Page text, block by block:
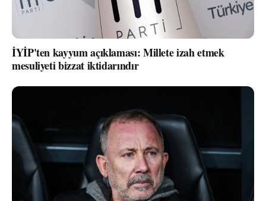
İYİP'ten kayyum açıklaması: Millete izah etmek
mesuliyeti bizzat iktidarındır